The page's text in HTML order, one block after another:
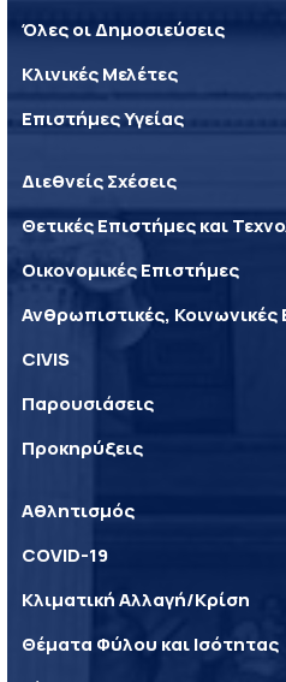
Όλες οι Δημοσιεύσεις
Κλινικές Μελέτες
Επιστήμες Υγείας
Διεθνείς Σχέσεις
Θετικές Επιστήμες και
Οικονομικές Επιστήμες
Ανθρωπιστικές, Κοινωνικές
CIVIS
Παρουσιάσεις
Προκηρύξεις
Αθλητισμός
COVID-19
Κλιματική Αλλαγή/Κρίση
Θέματα Φύλου και Ισότητας